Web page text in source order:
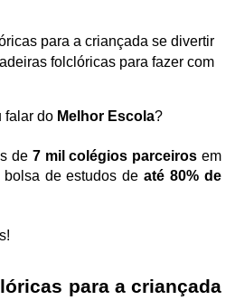
para a criançada se divertir
folclóricas para fazer com
falar do Melhor Escola?
de 7 mil colégios parceiros em
bolsa de estudos de até 80% de
para a criançada